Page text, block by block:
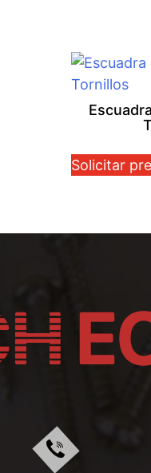
Solicitar